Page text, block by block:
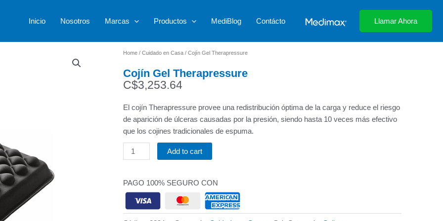
Inicio Nosotros Marcas Productos MediBlog Contácto Llamar Ahora
Home/ Cuidado en Casa/ Cojín Gel Therapressure
Cojín Gel Therapressure
C$3,253.64
El cojín Therapressure provee una redistribución óptima de la carga y reduce el riesgo
de aparición de úlceras causadas por la presión, siendo hasta 10 veces más efectivo
que los cojines tradicionales de espuma.
Cojín
Therapressure
quantity
Add to cart
PAGO 100% SEGURO CON